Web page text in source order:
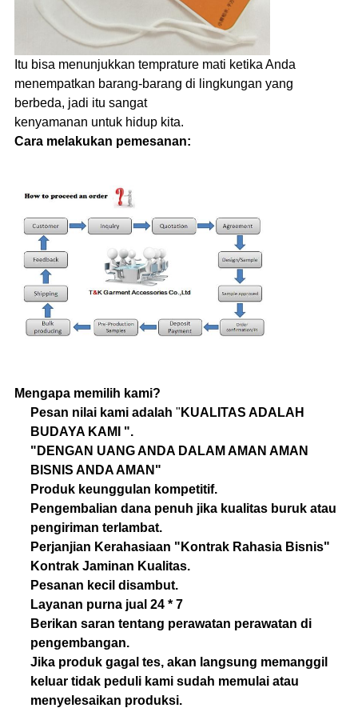
Itu bisa menunjukkan temprature mati ketika Anda
menempatkan barang-barang di lingkungan yang
berbeda, jadi itu sangat
kenyamanan untuk hidup kita.
Cara melakukan pemesanan:
Mengapa memilih kami?
Pesan nilai kami adalah " KUALITAS ADALAH
BUDAYA KAMI ".
"DENGAN UANG ANDA DALAM AMAN AMAN
BISNIS ANDA AMAN"
Produk keunggulan kompetitif.
Pengembalian dana penuh jika kualitas buruk atau
pengiriman terlambat.
Perjanjian Kerahasiaan "Kontrak Rahasia Bisnis"
Kontrak Jaminan Kualitas.
Pesanan kecil disambut.
Layanan purna jual 24 * 7
Berikan saran tentang perawatan perawatan di
pengembangan.
Jika produk gagal tes, akan langsung memanggil
keluar tidak peduli kami sudah memulai atau
menyelesaikan produksi.